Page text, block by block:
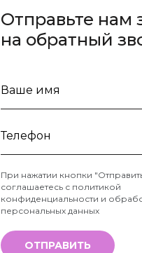
Отправьте нам
на обратный
Ваше
Телефон
*
При нажатии кнопки
соглашаетесь с политикой
конфиденциальности и
персональных данных
ОТПРАВИТЬ